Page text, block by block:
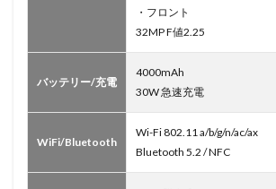
・フロント
32MP F値2.25
バッテリー/充電
4000mAh
30W 急速充電
WiFi/Bluetooth
Wi-Fi 802.11 a/b/g/n/ac/ax
Bluetooth 5.2 / NFC